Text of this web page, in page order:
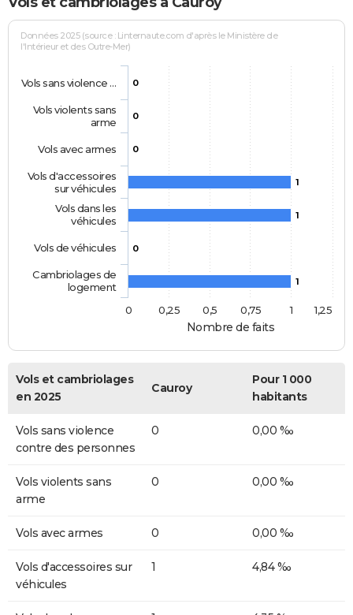
Nombre de faits
Données 2025 (source : Linternaute.com d'après le Ministère de
l'Intérieur et des Outre-Mer)
0
0
0
1
1
0
1
Vols sans violence …
Vols violents sans
arme
Vols avec armes
Vols d'accessoires
sur véhicules
Vols dans les
véhicules
Vols de véhicules
Cambriolages de
logement
0
1
0,25 0,5 0,75 1,25
Vols et cambriolages
en 2025
Cauroy
Pour 1 000
habitants
Vols sans violence
contre des personnes
0 0,00 ‰
Vols violents sans
arme
0 0,00 ‰
Vols avec armes 0 0,00 ‰
Vols d'accessoires sur
véhicules
1 4,84 ‰